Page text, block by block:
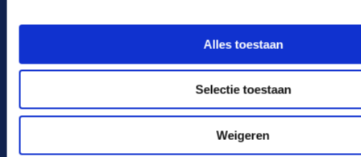
Alles toestaan
Selectie toestaan
Weigeren